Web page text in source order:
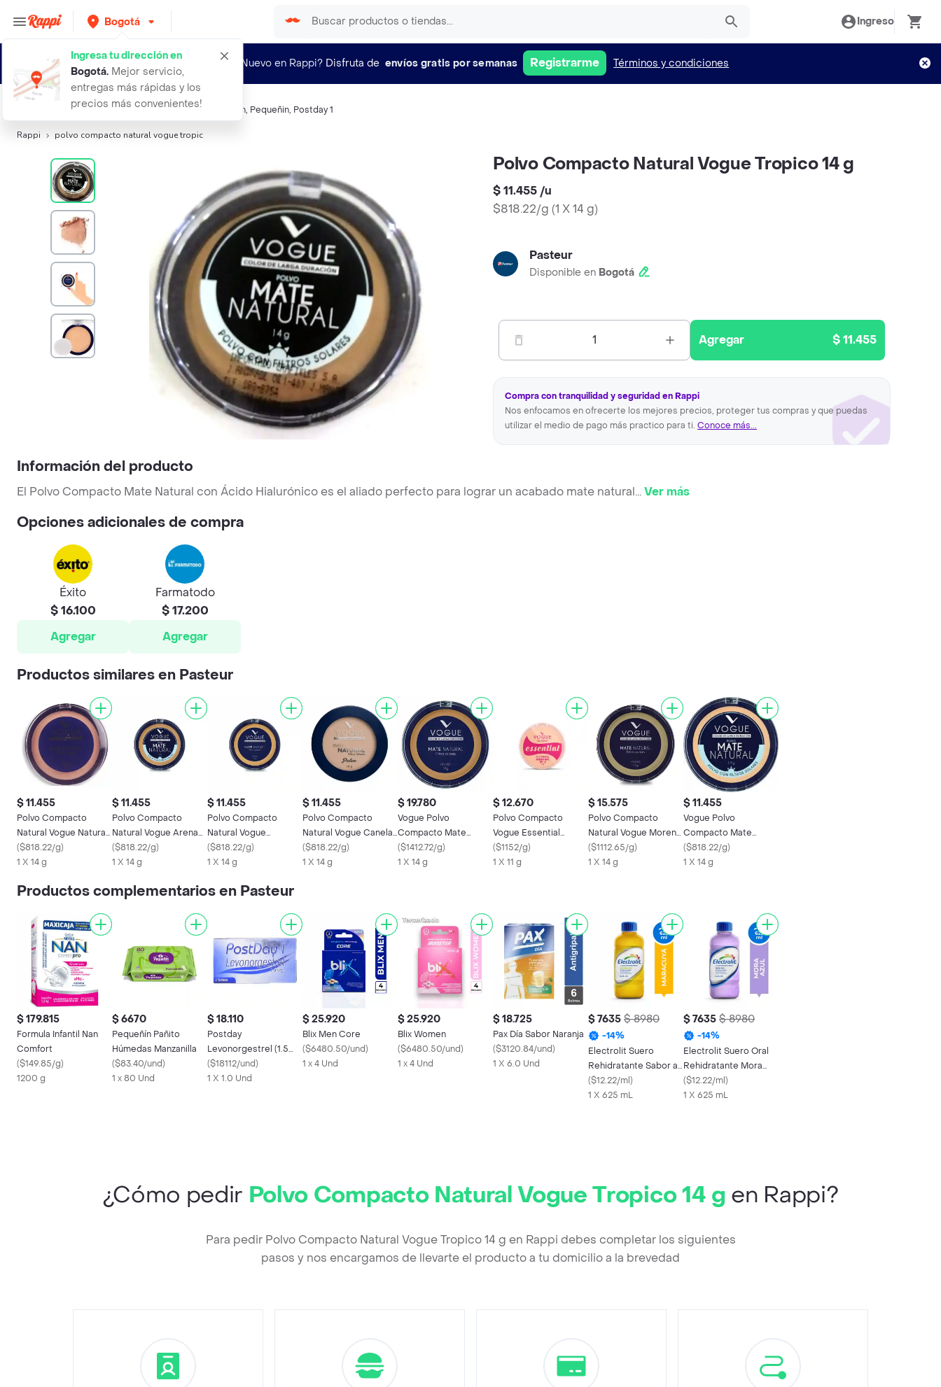
Bogotá
Ingresa tu dirección en
Bogotá. Mejor servicio,
entregas más rápidas y los
precios más convenientes!
Ingreso
¿Nuevo en Rappi? Disfruta de envíos gratis por semanas Registrarme Términos y condiciones
Búsquedas relacionadas:Polvo Compacto,Vogue Nan, Pequeñin, Postday 1
Rappi polvo compacto natural vogue tropic
Polvo Compacto Natural Vogue Tropico 14 g
$ 11.455 /u
$818.22/g (1 X 14 g)
Pasteur
Disponible en Bogotá
1 Agregar $ 11.455
Compra con tranquilidad y seguridad en Rappi
Nos enfocamos en ofrecerte los mejores precios, proteger tus compras y que puedas
utilizar el medio de pago más practico para ti. Conoce más...
Información del producto
El Polvo Compacto Mate Natural con Ácido Hialurónico es el aliado perfecto para lograr un acabado mate natural...Ver más
Opciones adicionales de compra
Éxito
$ 16.100
Agregar
Farmatodo
$ 17.200
Agregar
Productos similares en Pasteur
$ 11.455
Polvo Compacto
Natural Vogue Natural
14 g
($818.22/g)
1 X 14 g
$ 11.455
Polvo Compacto
Natural Vogue Arena
14 g
($818.22/g)
1 X 14 g
$ 11.455
Polvo Compacto
Natural Vogue
Aceituna 14 g
($818.22/g)
1 X 14 g
$ 11.455
Polvo Compacto
Natural Vogue Canela
14 g
($818.22/g)
1 X 14 g
$ 19.780
Vogue Polvo
Compacto Mate
Natural Tono Gitano
($1412.72/g)
1 X 14 g
$ 12.670
Polvo Compacto
Vogue Essential
Natural 11G
($1152/g)
1 X 11 g
$ 15.575
Polvo Compacto
Natural Vogue Moreno
14Gr
($1112.65/g)
1 X 14 g
$ 11.455
Vogue Polvo
Compacto Mate
Natural Tono Trigueño
($818.22/g)
1 X 14 g
Productos complementarios en Pasteur
$ 179.815
Formula Infantil Nan
Comfort
($149.85/g)
1200 g
$ 6670
Pequeñín Pañito
Húmedas Manzanilla
($83.40/und)
1 x 80 Und
$ 18.110
Postday
Levonorgestrel (1.5
mg)
($18112/und)
1 X 1.0 Und
$ 25.920
Blix Men Core
($6480.50/und)
1 x 4 Und
$ 25.920
Blix Women
($6480.50/und)
1 x 4 Und
$ 18.725
Pax Día Sabor Naranja
($3120.84/und)
1 X 6.0 Und
$ 7635 $ 8980
-14%
Electrolit Suero
Rehidratante Sabor a
Maracuyá
($12.22/ml)
1 X 625 mL
$ 7635 $ 8980
-14%
Electrolit Suero Oral
Rehidratante Mora
Azul
($12.22/ml)
1 X 625 mL
¿Cómo pedir Polvo Compacto Natural Vogue Tropico 14 g en Rappi?
Para pedir Polvo Compacto Natural Vogue Tropico 14 g en Rappi debes completar los siguientes
pasos y nos encargamos de llevarte el producto a tu domicilio a la brevedad